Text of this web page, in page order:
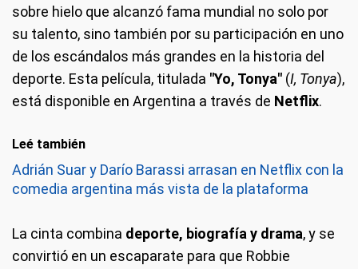
sobre hielo que alcanzó fama mundial no solo por
su talento, sino también por su participación en uno
de los escándalos más grandes en la historia del
deporte. Esta película, titulada "Yo, Tonya" (I, Tonya),
está disponible en Argentina a través de Netflix.
Leé también
Adrián Suar y Darío Barassi arrasan en Netflix con la
comedia argentina más vista de la plataforma
La cinta combina deporte, biografía y drama, y se
convirtió en un escaparate para que Robbie